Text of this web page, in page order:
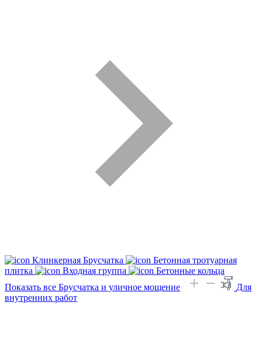
Клинкерная Брусчатка
Бетонная тротуарная
плитка
Входная группа
Бетонные кольца
Показать все Брусчатка и уличное мощение
Для
внутренних работ